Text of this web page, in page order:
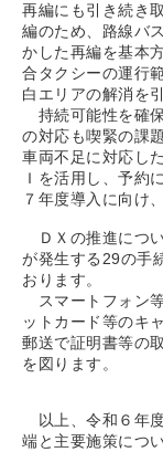
再編にも引き続き
編のため、路線バ
かした再編を基本
合タクシーの運行
白エリアの解消を
持続可能性を確
の対応も喫緊の課
車両不足に対応し
Ｉを活用し、予約
７年度導入に向け
ＤＸの推進につ
が発生する29の手
おります。
スマートフォン
ットカード等のキ
郵送で証明書等の
を図ります。
以上、令和６年
端と主要施策につ